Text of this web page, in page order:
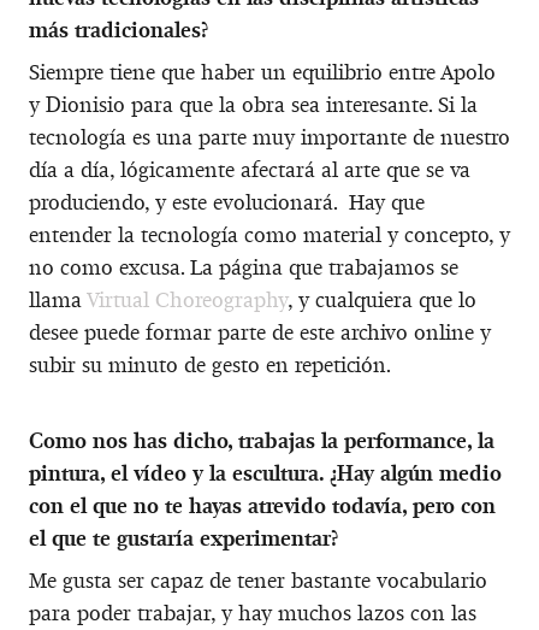
más tradicionales?
Siempre tiene que haber un equilibrio entre Apolo
y Dionisio para que la obra sea interesante. Si la
tecnología es una parte muy importante de nuestro
día a día, lógicamente afectará al arte que se va
produciendo, y este evolucionará. Hay que
entender la tecnología como material y concepto, y
no como excusa. La página que trabajamos se
llamaVirtual Choreography, y cualquiera que lo
desee puede formar parte de este archivo online y
subir su minuto de gesto en repetición.
Como nos has dicho, trabajas la performance, la
pintura, el vídeo y la escultura. ¿Hay algún medio
con el que no te hayas atrevido todavía, pero con
el que te gustaría experimentar?
Me gusta ser capaz de tener bastante vocabulario
para poder trabajar, y hay muchos lazos con las